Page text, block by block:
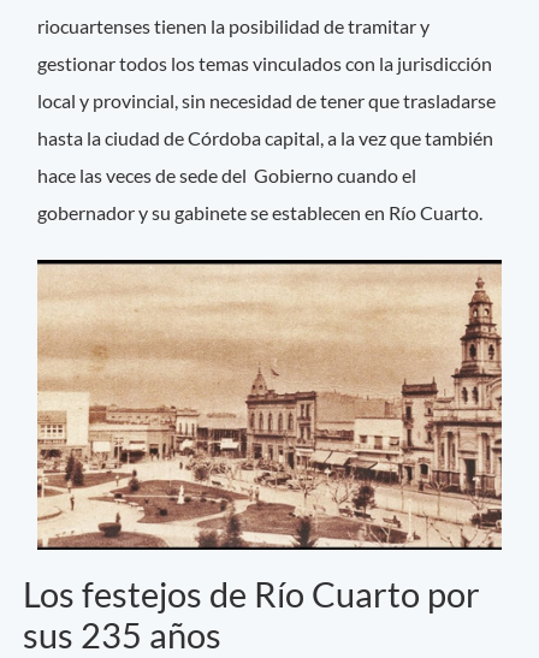
riocuartenses tienen la posibilidad de tramitar y
gestionar todos los temas vinculados con la jurisdicción
local y provincial, sin necesidad de tener que trasladarse
hasta la ciudad de Córdoba capital, a la vez que también
hace las veces de sede del Gobierno cuando el
gobernador y su gabinete se establecen en Río Cuarto.
Los festejos de Río Cuarto por
sus 235 años